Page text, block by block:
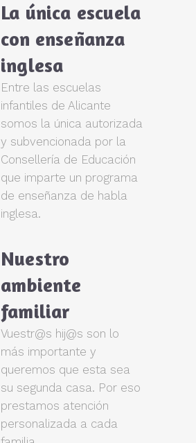
La única escuela
con enseñanza
inglesa
Entre las escuelas
infantiles de Alicante
somos la única autorizada
y subvencionada por la
Consellería de Educación
que imparte un programa
de enseñanza de habla
inglesa.
Nuestro
ambiente
familiar
Vuestr@s hij@s son lo
más importante y
queremos que esta sea
su segunda casa. Por eso
prestamos atención
personalizada a cada